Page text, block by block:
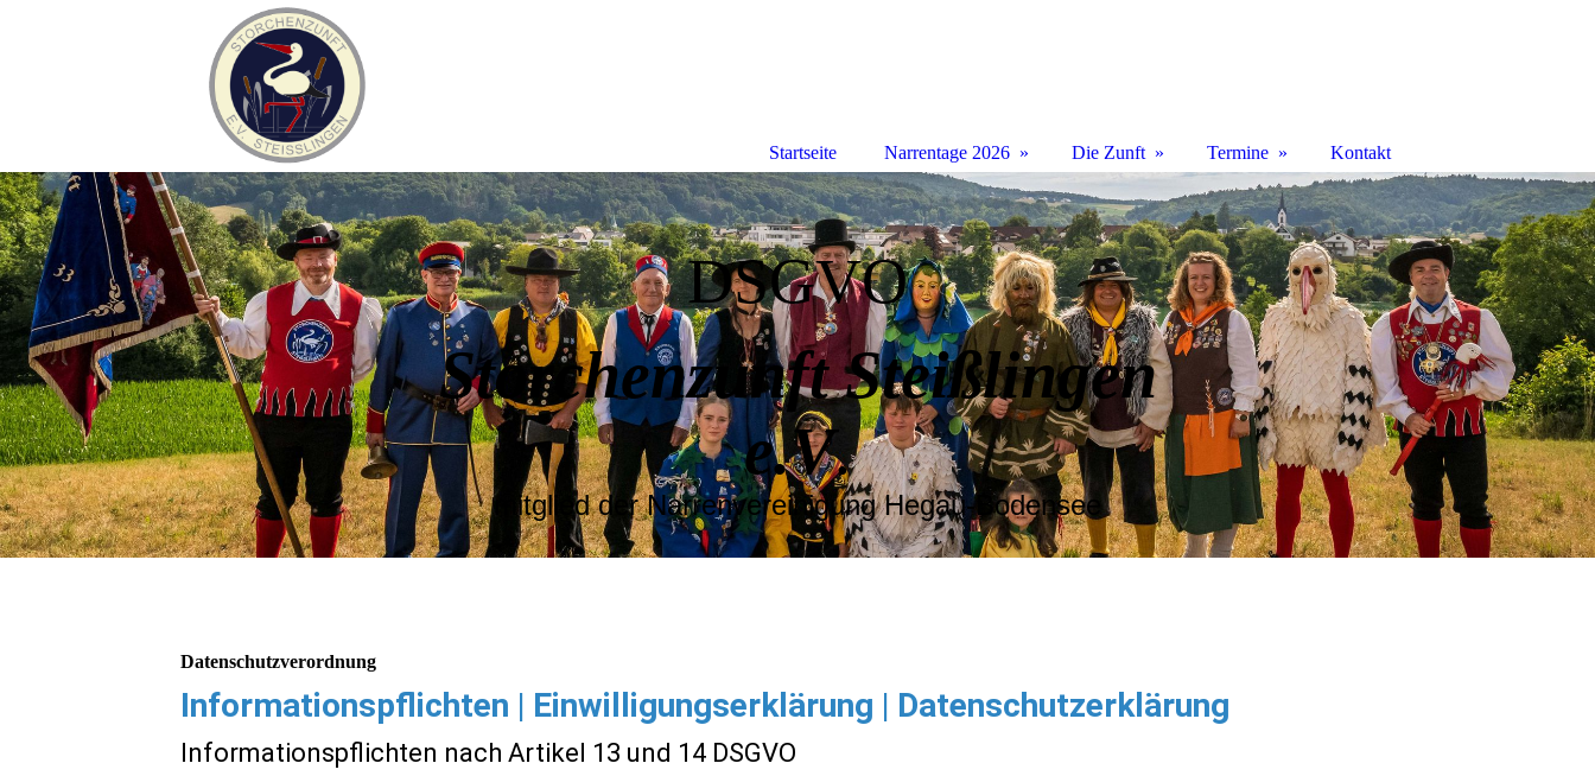
DSGVO
Storchenzunft Steißlingen
e.V.
mitglied der Narrenvereinigung Hegau-Bodensee
Datenschutzverordnung
Informationspflichten | Einwilligungserklärung | Datenschutzerklärung
Informationspflichten nach Artikel 13 und 14 DSGVO
Startseite Narrentage 2026 Die Zunft Termine Kontakt